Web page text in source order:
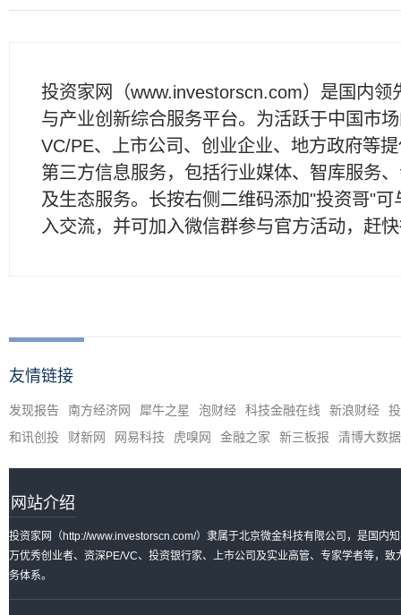
投资家网（www.investorscn.com）是国内领
与产业创新综合服务平台。为活跃于中国市
VC/PE、上市公司、创业企业、地方政府等
第三方信息服务，包括行业媒体、智库服务
及生态服务。长按右侧二维码添加"投资哥"可
入交流，并可加入微信群参与官方活动，赶
友情链接
发现报告 南方经济网 犀牛之星 泡财经 科技金融在线 新浪财经
和讯创投
财新网 网易科技 虎嗅网 金融之家 新三板报 清博大数据
网站介绍
投资家网（http://www.investorscn.com/）隶属于北京微金科技有限公司，是国内
万优秀创业者、资深PE/VC、投资银行家、上市公司及实业高管、专家学者等，
务体系。